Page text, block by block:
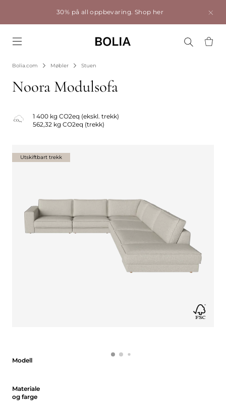
30% på all oppbevaring. Shop her
Bolia.com Møbler Stuen
Noora Modulsofa
1 400 kg CO2eq (ekskl. trekk)
562,32 kg CO2eq (trekk)
Modell
Materiale
og farge
Utskiftbart trekk